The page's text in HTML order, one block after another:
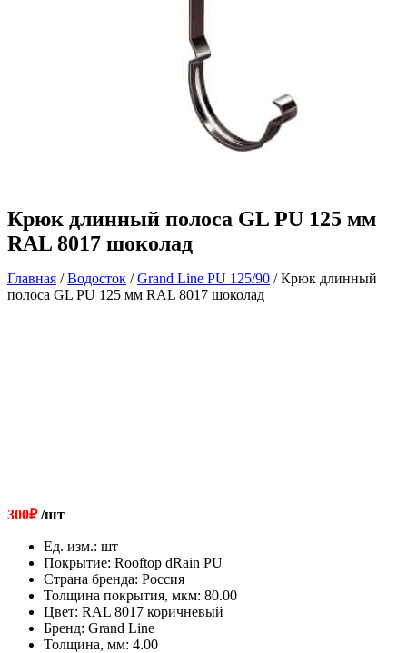
Крюк длинный полоса GL PU 125 мм
RAL 8017 шоколад
Главная /Водосток /Grand Line РU 125/90 / Крюк длинный
полоса GL PU 125 мм RAL 8017 шоколад
300₽/шт
Ед. изм.: шт
Покрытие: Rooftop dRain PU
Страна бренда: Россия
Толщина покрытия, мкм: 80.00
Цвет: RAL 8017 коричневый
Бренд: Grand Line
Толщина, мм: 4.00